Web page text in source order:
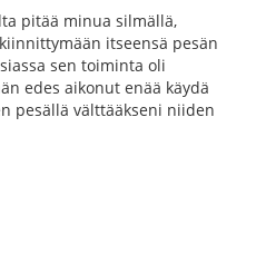
pitää minua silmällä,
itseensä pesän
sen toiminta oli
edes aikonut enää käydä
pesällä välttääkseni niiden